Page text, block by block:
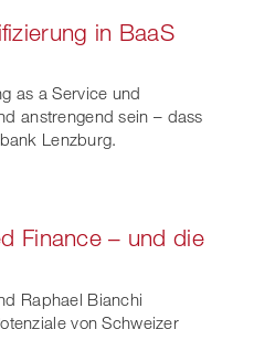
in BaaS
as a Service und
anstrengend sein – dass
Lenzburg.
Finance – und die
Raphael Bianchi
von Schweizer